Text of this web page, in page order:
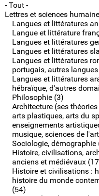
- Tout -
Lettres et sciences
Langues et littératures
Langue et littérature
Langues et littératures
Langues et littératures
Langues et littératures
portugais, autres
Langues et littératures
hébraïque, d'autres
Philosophie (3)
Architecture (ses
arts plastiques, arts du
enseignements
musique, sciences de
Sociologie, démographie
Histoire, civilisations,
anciens et médiévaux
Histoire et civilisations :
histoire du monde
(54)